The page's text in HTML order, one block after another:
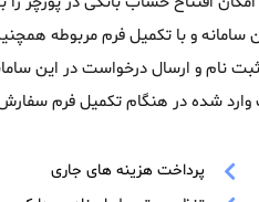
سامانه و با تکمیل فرم مربوطه
نام و ارسال درخواست در این
شده در هنگام تکمیل فرم
پرداخت هزینه های جاری